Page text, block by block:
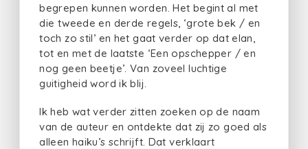
begrepen kunnen worden. Het begint al met
die tweede en derde regels, ‘grote bek / en
toch zo stil’ en het gaat verder op dat elan,
tot en met de laatste ‘Een opschepper / en
nog geen beetje’. Van zoveel luchtige
guitigheid word ik blij.
Ik heb wat verder zitten zoeken op de naam
van de auteur en ontdekte dat zij zo goed als
alleen haiku’s schrijft. Dat verklaart